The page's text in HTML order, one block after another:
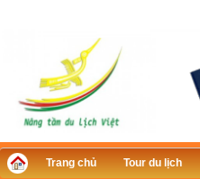
Trang chủ Tour du lịch